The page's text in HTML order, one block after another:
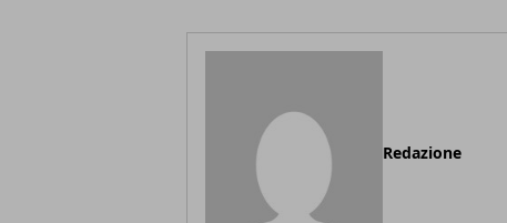
Redazione